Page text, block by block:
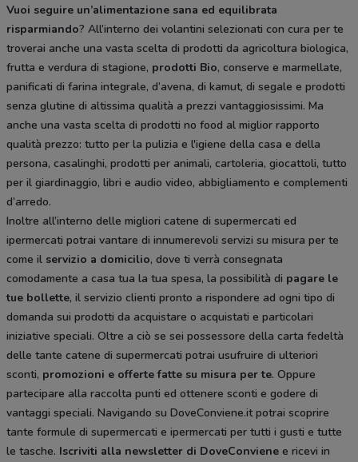
Vuoi seguire un’alimentazione sana ed equilibrata
risparmiando? All’interno dei volantini selezionati con cura per te
troverai anche una vasta scelta di prodotti da agricoltura biologica,
frutta e verdura di stagione, prodotti Bio, conserve e marmellate,
panificati di farina integrale, d’avena, di kamut, di segale e prodotti
senza glutine di altissima qualità a prezzi vantaggiosissimi. Ma
anche una vasta scelta di prodotti no food al miglior rapporto
qualità prezzo: tutto per la pulizia e l'igiene della casa e della
persona, casalinghi, prodotti per animali, cartoleria, giocattoli, tutto
per il giardinaggio, libri e audio video, abbigliamento e complementi
d’arredo.
Inoltre all’interno delle migliori catene di supermercati ed
ipermercati potrai vantare di innumerevoli servizi su misura per te
come il servizio a domicilio, dove ti verrà consegnata
comodamente a casa tua la tua spesa, la possibilità di pagare le
tue bollette, il servizio clienti pronto a rispondere ad ogni tipo di
domanda sui prodotti da acquistare o acquistati e particolari
iniziative speciali. Oltre a ciò se sei possessore della carta fedeltà
delle tante catene di supermercati potrai usufruire di ulteriori
sconti, promozioni e offerte fatte su misura per te. Oppure
partecipare alla raccolta punti ed ottenere sconti e godere di
vantaggi speciali. Navigando su DoveConviene.it potrai scoprire
tante formule di supermercati e ipermercati per tutti i gusti e tutte
le tasche. Iscriviti alla newsletter di DoveConviene e ricevi in